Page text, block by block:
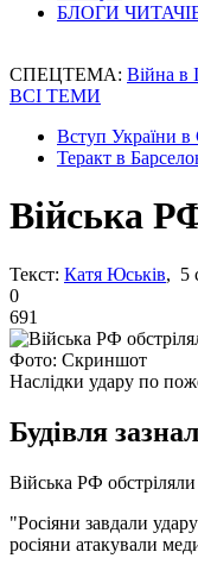
БЛОГИ
СПЕЦТЕМА: Війна в
ВСІ ТЕМИ
Вступ України
Теракт в
Війська
Текст: Катя Юськів, 5
0
691
Фото: Скриншот
Наслідки удару по
Будівля
Війська РФ
"Росіяни завдали
росіяни атакували